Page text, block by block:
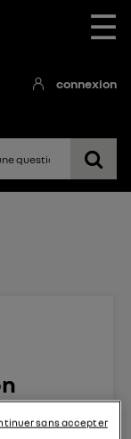
☰
connexion
sans accepter